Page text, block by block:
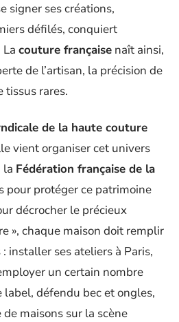
signer ses créations,
défilés, conquiert
La couture française naît ainsi,
de l’artisan, la précision de
tissus rares.
de la haute couture
vient organiser cet univers
la Fédération française de la
pour protéger ce patrimoine
décrocher le précieux
», chaque maison doit remplir
installer ses ateliers à Paris,
un certain nombre
label, défendu bec et ongles,
maisons sur la scène